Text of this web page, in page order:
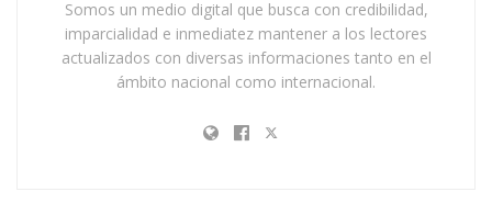
Somos un medio digital que busca con credibilidad,
imparcialidad e inmediatez mantener a los lectores
actualizados con diversas informaciones tanto en el
ámbito nacional como internacional.